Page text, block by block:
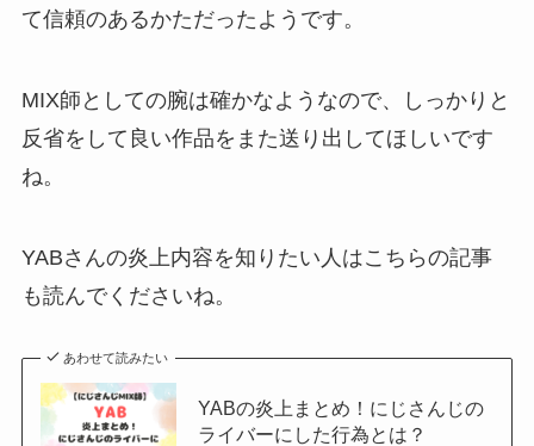
て信頼のあるかただったようです。
MIX師としての腕は確かなようなので、しっかりと
反省をして良い作品をまた送り出してほしいです
ね。
YABさんの炎上内容を知りたい人はこちらの記事
も読んでくださいね。
あわせて読みたい
YABの炎上まとめ！にじさんじの
ライバーにした行為とは？